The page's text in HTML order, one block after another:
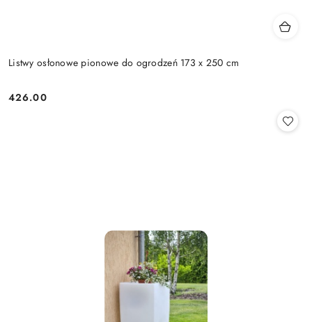
Listwy osłonowe pionowe do ogrodzeń 173 x 250 cm
Cena:
426.00